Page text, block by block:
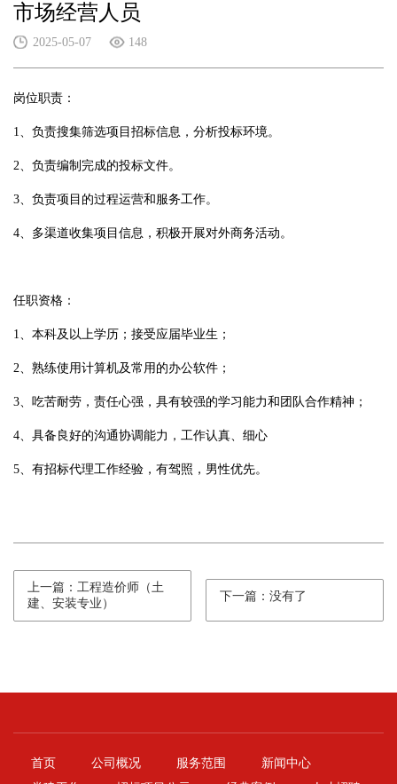
市场经营人员
2025-05-07 148
岗位职责：
1、负责搜集筛选项目招标信息，分析投标环境。
2、负责编制完成的投标文件。
3、负责项目的过程运营和服务工作。
4、多渠道收集项目信息，积极开展对外商务活动。
任职资格：
1、本科及以上学历；接受应届毕业生；
2、熟练使用计算机及常用的办公软件；
3、吃苦耐劳，责任心强，具有较强的学习能力和团队合作精神；
4、具备良好的沟通协调能力，工作认真、细心
5、有招标代理工作经验，有驾照，男性优先。
上一篇：工程造价师（土
建、安装专业）
下一篇：没有了
首页 公司概况 服务范围
新闻中心